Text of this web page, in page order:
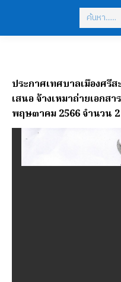
Search:
ประกาศเทศบาลเมืองศรี
เสนอ จ้างเหมาถ่ายเอกส
พฤษ๓าคม 2566 จำนวน 2